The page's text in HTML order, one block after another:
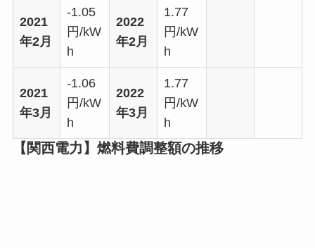
2021
年2月
-1.05
円/kW
h
2022
年2月
1.77
円/kW
h
2021
年3月
-1.06
円/kW
h
2022
年3月
1.77
円/kW
h
【関西電力】燃料費調整額の推移